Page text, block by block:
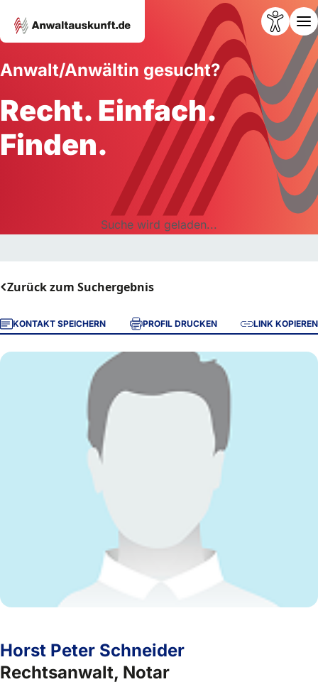
Anwalt/Anwältin gesucht?
Recht. Einfach.
Finden.
Suche wird geladen...
Zurück zum Suchergebnis
KONTAKT SPEICHERN PROFIL DRUCKEN LINK KOPIEREN
Horst Peter Schneider
Rechtsanwalt, Notar